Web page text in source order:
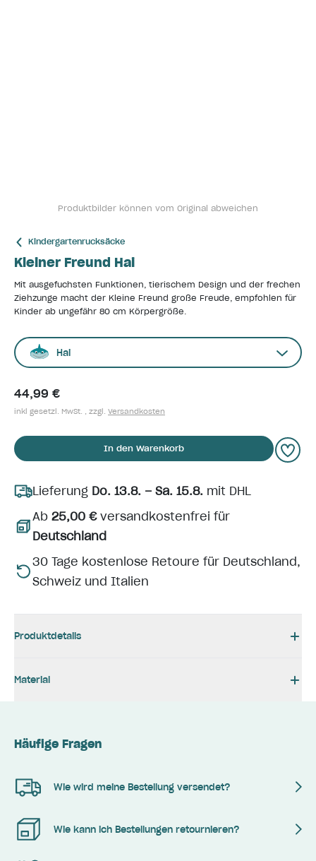
Produktbilder können vom Original abweichen
Kindergartenrucksäcke
Kleiner Freund Hai
Mit ausgefuchsten Funktionen, tierischem Design und der frechen
Ziehzunge macht der Kleine Freund große Freude, empfohlen für
Kinder ab ungefähr 80 cm Körpergröße.
Hai
44,99 €
inkl gesetzl. MwSt. , zzgl. Versandkosten
In den Warenkorb
Lieferung Do. 13.8. – Sa. 15.8. mit DHL
Ab 25,00 €versandkostenfrei für
Deutschland
30 Tage kostenlose Retoure für Deutschland,
Schweiz und Italien
Produktdetails
Material
Häufige Fragen
Wie wird meine Bestellung versendet?
Wie kann ich Bestellungen retournieren?